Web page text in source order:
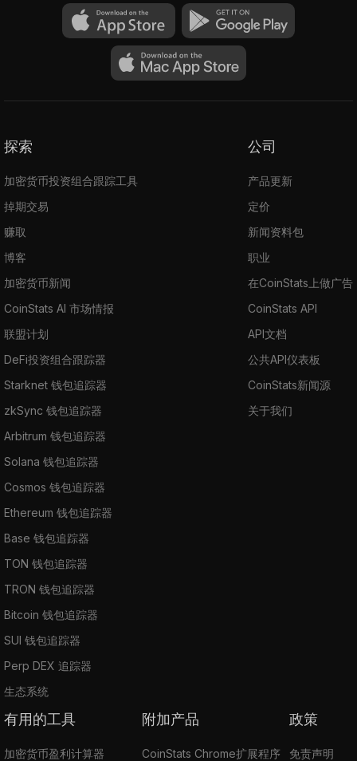
探索
加密货币投资组合跟踪工具
掉期交易
赚取
博客
加密货币新闻
CoinStats AI 市场情报
联盟计划
DeFi投资组合跟踪器
Starknet 钱包追踪器
zkSync 钱包追踪器
Arbitrum 钱包追踪器
Solana 钱包追踪器
Cosmos 钱包追踪器
Ethereum 钱包追踪器
Base 钱包追踪器
TON 钱包追踪器
TRON 钱包追踪器
Bitcoin 钱包追踪器
SUI 钱包追踪器
Perp DEX 追踪器
生态系统
公司
产品更新
定价
新闻资料包
职业
在CoinStats上做广告
CoinStats API
API文档
公共API仪表板
CoinStats新闻源
关于我们
有用的工具
加密货币盈利计算器
附加产品
CoinStats Chrome扩展程序
政策
免责声明